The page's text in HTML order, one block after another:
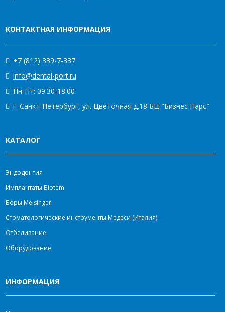
КОНТАКТНАЯ ИНФОРМАЦИЯ
+7 (812) 339-7-337
info@dental-port.ru
Пн-Пт: 09:30-18:00
г. Санкт-Петербург, ул. Цветочная д.18 БЦ "Бизнес Парс"
КАТАЛОГ
Эндодонтия
Имплантаты Biotem
Боры Meisinger
Стоматологические инструменты Медеси (Италия)
Отбеливание
Оборудование
ИНФОРМАЦИЯ